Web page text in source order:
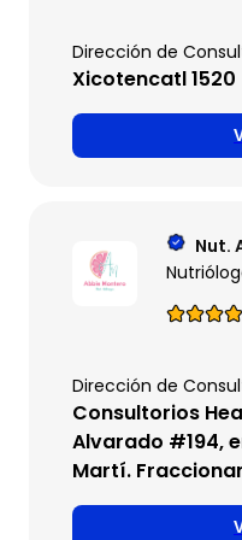
Dirección de
Xicotencatl 1520
Nut.
Dirección de
Consultorios
Alvarado #194,
Martí.